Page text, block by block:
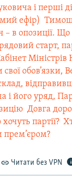
і перші
ефір) 
– в опозиції. Що
старт,
обов’язки,
і його уряд,
 Довга
хочуть партії? 
Читати без VPN